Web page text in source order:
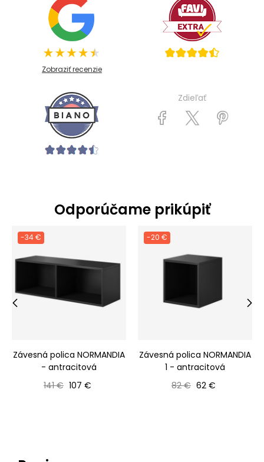
Zobraziť recenzie
Zdieľať
Odporúčame prikúpiť
-34 €
Závesná polica NORMANDIA
- antracitová
Bežná cena
141 € Cena
107 €
-20 €
Závesná polica NORMANDIA
1 - antracitová
Bežná cena
82 € Cena
62 €